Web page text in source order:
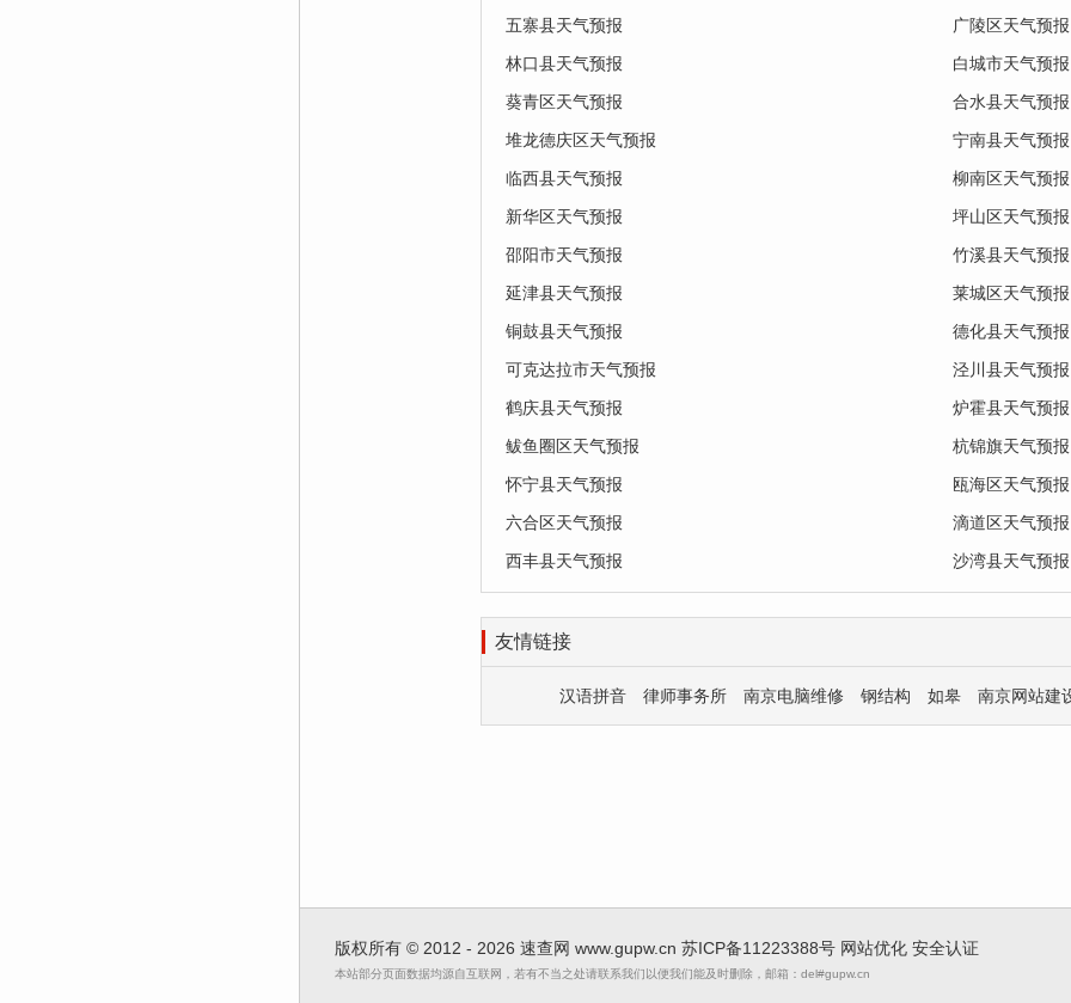
五寨县天气预报
广陵区天气预报
林口县天气预报
白城市天气预报
葵青区天气预报
合水县天气预报
堆龙德庆区天气预报
宁南县天气预报
临西县天气预报
柳南区天气预报
新华区天气预报
坪山区天气预报
邵阳市天气预报
竹溪县天气预报
延津县天气预报
莱城区天气预报
铜鼓县天气预报
德化县天气预报
可克达拉市天气预报
泾川县天气预报
鹤庆县天气预报
炉霍县天气预报
鲅鱼圈区天气预报
杭锦旗天气预报
怀宁县天气预报
瓯海区天气预报
六合区天气预报
滴道区天气预报
西丰县天气预报
沙湾县天气预报
友情链接
汉语拼音 律师事务所 南京电脑维修 钢结构 如皋 南京网站建
版权所有 © 2012 - 2026 速查网 www.gupw.cn 苏ICP备11223388号 网站优化 安全认证
本站部分页面数据均源自互联网，若有不当之处请联系我们以便我们能及时删除，邮箱：del#gupw.cn